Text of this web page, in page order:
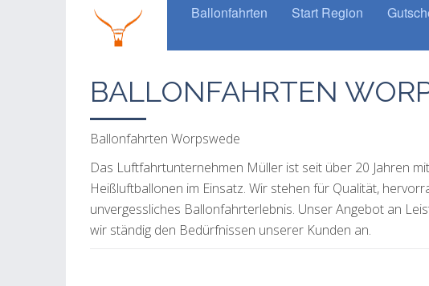
Ballonfahrten Start Region
BALLONFAHRTEN
Ballonfahrten Worpswede
Das Luftfahrtunternehmen Müller ist seit über 20 Jahren
Heißluftballonen im Einsatz. Wir stehen für Qualität,
unvergessliches Ballonfahrterlebnis. Unser Angebot an
wir ständig den Bedürfnissen unserer Kunden an.